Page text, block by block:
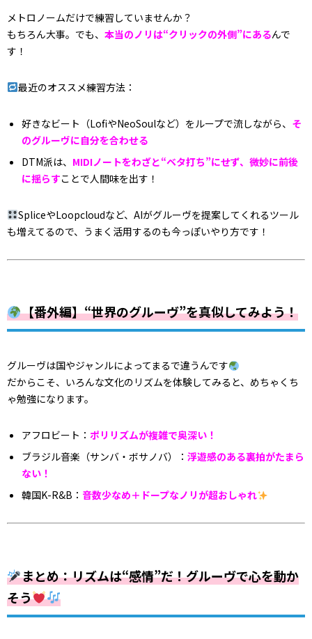
メトロノームだけで練習していませんか？
もちろん大事。でも、 本当のノリは“クリックの外側”にあるんで
す！
最近のオススメ練習方法：
好きなビート（LofiやNeoSoulなど）をループで流しながら、 そ
のグルーヴに自分を合わせる
DTM派は、 MIDIノートをわざと“ベタ打ち”にせず、微妙に前後
に揺らすことで人間味を出す！
SpliceやLoopcloudなど、AIがグルーヴを提案してくれるツール
も増えてるので、うまく活用するのも今っぽいやり方です！
【番外編】“世界のグルーヴ”を真似してみよう！
グルーヴは国やジャンルによってまるで違うんです
だからこそ、いろんな文化のリズムを体験してみると、めちゃくち
ゃ勉強になります。
アフロビート： ポリリズムが複雑で奥深い！
ブラジル音楽（サンバ・ボサノバ）： 浮遊感のある裏拍がたまら
ない！
韓国K-R&B： 音数少なめ＋ドープなノリが超おしゃれ
まとめ：リズムは“感情”だ！グルーヴで心を動か
そう